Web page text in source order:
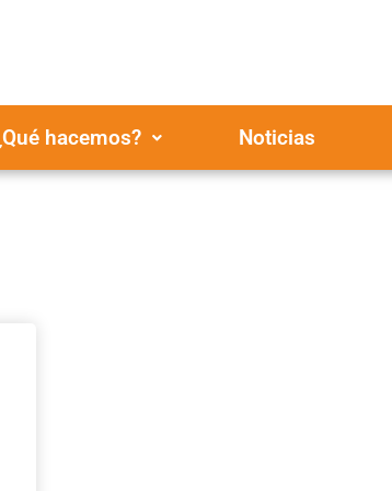
hacemos? Noticias